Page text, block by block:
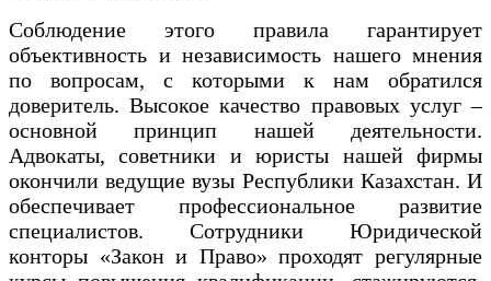
Соблюдение этого правила гарантирует
объективность и независимость нашего мнения
по вопросам, с которыми к нам обратился
доверитель. Высокое качество правовых услуг –
основной принцип нашей деятельности.
Адвокаты, советники и юристы нашей фирмы
окончили ведущие вузы Республики Казахстан. И
обеспечивает профессиональное развитие
специалистов. Сотрудники Юридической
конторы «Закон и Право» проходят регулярные